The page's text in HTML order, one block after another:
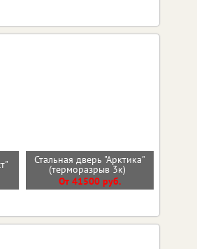
Стальная дверь "Арктика"
(терморазрыв 3к)
От 41500 руб.